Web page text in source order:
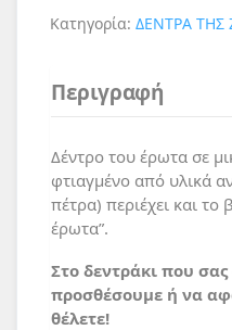
Κατηγορία: ΔΕΝΤΡA ΤΗΣ
Περιγραφή
Δέντρο του έρωτα σε
φτιαγμένο από υλικά
πέτρα) περιέχει και το
έρωτα”.
Στο δεντράκι που
προσθέσουμε ή να
θέλετε!